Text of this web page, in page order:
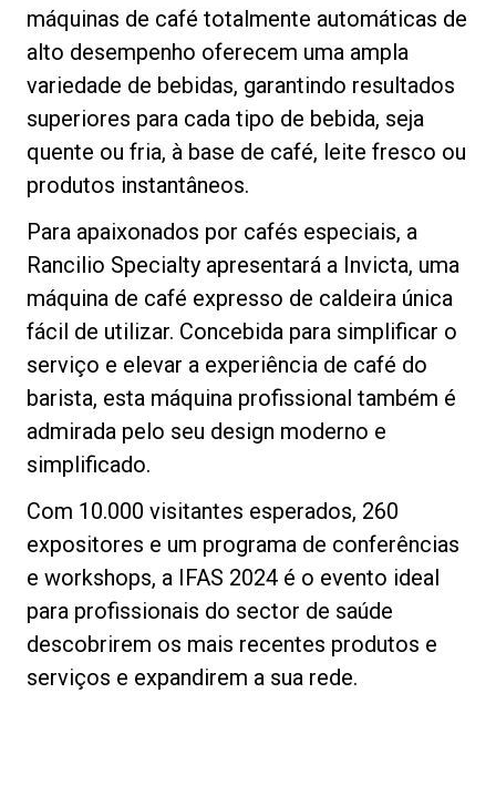
máquinas de café totalmente automáticas de
alto desempenho oferecem uma ampla
variedade de bebidas, garantindo resultados
superiores para cada tipo de bebida, seja
quente ou fria, à base de café, leite fresco ou
produtos instantâneos.
Para apaixonados por cafés especiais, a
Rancilio Specialty apresentará a Invicta, uma
máquina de café expresso de caldeira única
fácil de utilizar. Concebida para simplificar o
serviço e elevar a experiência de café do
barista, esta máquina profissional também é
admirada pelo seu design moderno e
simplificado.
Com 10.000 visitantes esperados, 260
expositores e um programa de conferências
e workshops, a IFAS 2024 é o evento ideal
para profissionais do sector de saúde
descobrirem os mais recentes produtos e
serviços e expandirem a sua rede.